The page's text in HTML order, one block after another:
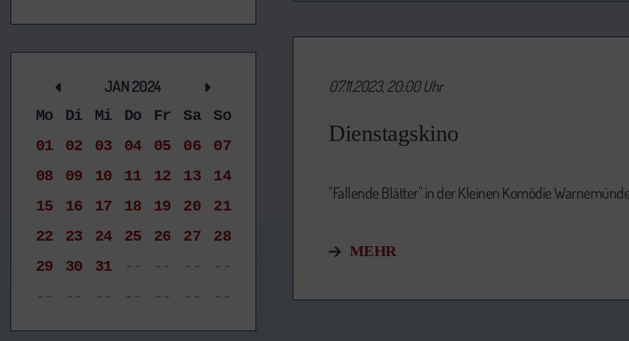
JAN 2024
Mo Di Mi Do Fr Sa
So
01
02 03 04 05 06
07
08
09 10 11 12 13
14
15
16 17 18 19 20
21
22
23 24 25 26 27
28
29
30 31 -- -- --
--
--
-- -- -- -- -- --
Dienstagskino
07.11.2023, 20:00 Uhr
"Fallende Blätter" in der Kleinen Komödie
MEHR